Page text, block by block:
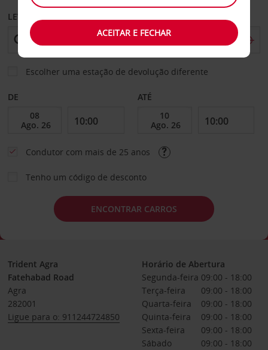
LEVANTAR EM
Escolher uma estação de devolução diferente
DE ATÉ
Condutor com mais de 25 anos
Tenho um código de desconto
ENCONTRAR CARROS
Trident Agra
Fatehabad Road
Agra
282001
Ligue para o: 911244724850
Horário de Abertura
Segunda-feira 09:00 - 18:00
Terça-feira
09:00 - 18:00
Quarta-feira
09:00 - 18:00
Quinta-feira
09:00 - 18:00
Sexta-feira
09:00 - 18:00
Sábado
09:00 - 18:00
ACEITAR E FECHAR